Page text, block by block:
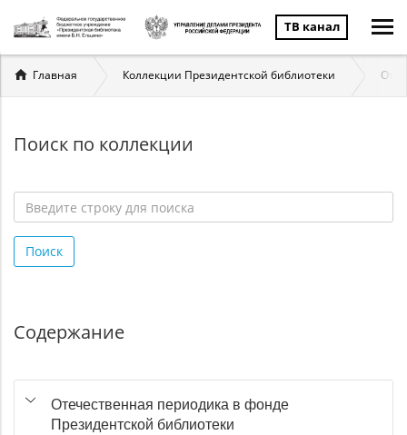
ТВ канал
Вы
здесь
Главная Коллекции Президентской библиотеки
Поиск по коллекции
строку
для
Поиск
Содержание
Отечественная периодика в фонде
Президентской библиотеки